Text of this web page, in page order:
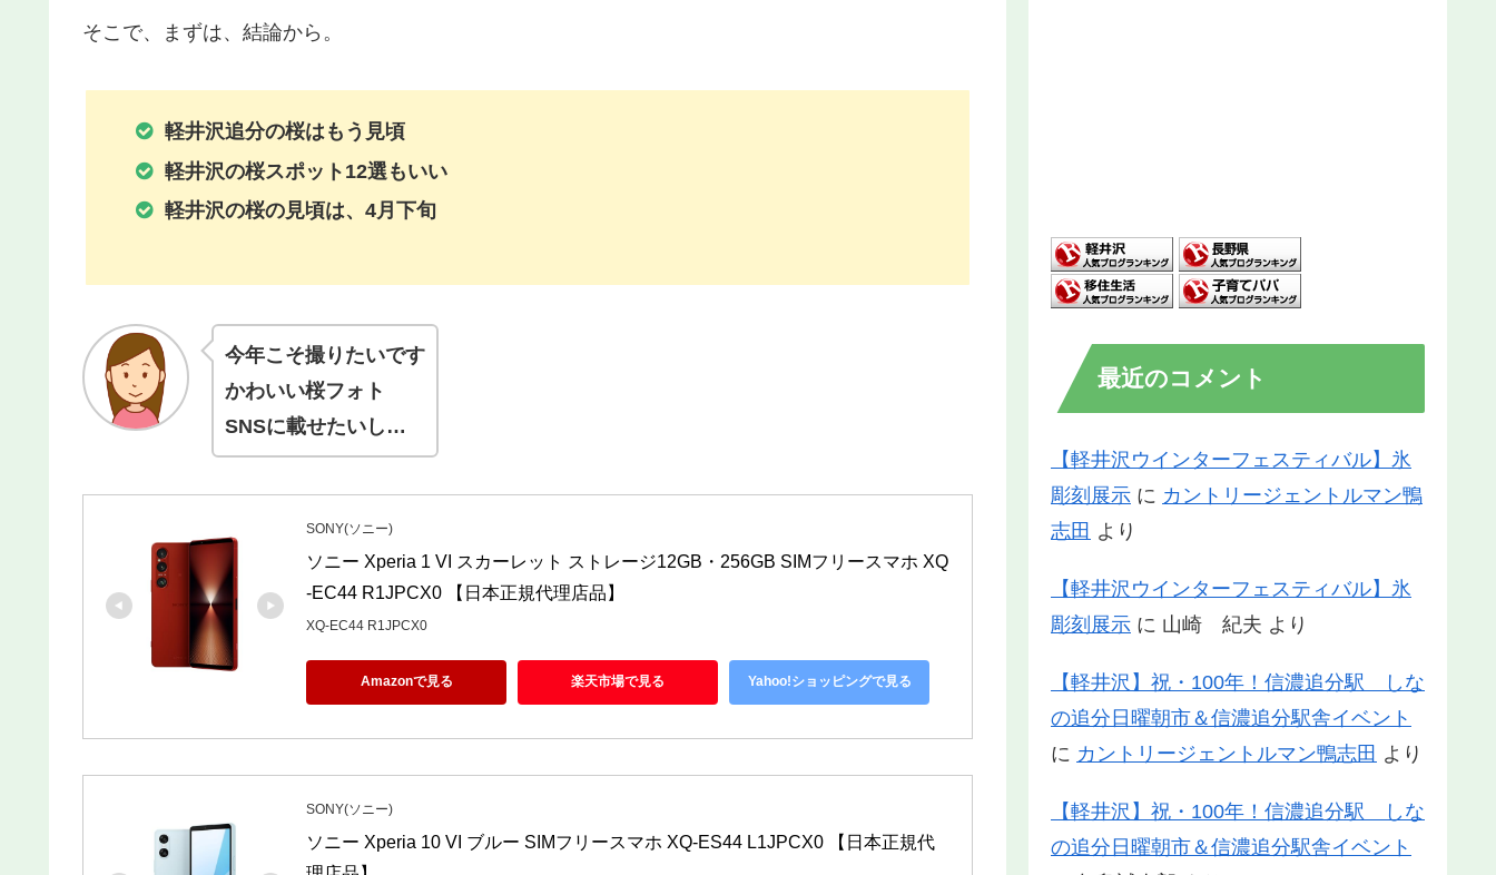
そこで、まずは、結論から。
軽井沢追分の桜はもう見頃
軽井沢の桜スポット12選もいい
軽井沢の桜の見頃は、4月下旬
今年こそ撮りたいです
かわいい桜フォト
SNSに載せたいし…
SONY(ソニー)
ソニー Xperia 1 VI スカーレット ストレージ12GB・256GB SIMフリースマホ XQ
-EC44 R1JPCX0 【日本正規代理店品】
XQ-EC44 R1JPCX0
Amazonで見る 楽天市場で見る Yahoo!ショッピングで見る
SONY(ソニー)
ソニー Xperia 10 VI ブルー SIMフリースマホ XQ-ES44 L1JPCX0 【日本正規代
最近のコメント
【軽井沢ウインターフェスティバル】氷
彫刻展示 に カントリージェントルマン鴨
志田 より
【軽井沢ウインターフェスティバル】氷
彫刻展示 に 山崎 紀夫 より
【軽井沢】祝・100年！信濃追分駅 しな
の追分日曜朝市＆信濃追分駅舎イベント
に カントリージェントルマン鴨志田 より
【軽井沢】祝・100年！信濃追分駅 しな
の追分日曜朝市＆信濃追分駅舎イベント